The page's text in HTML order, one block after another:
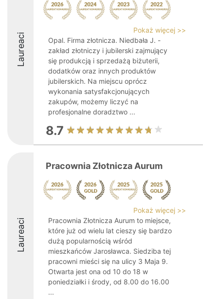
Laureaci
Pokaż więcej >>
Opal. Firma złotnicza. Niedbała J. -
zakład złotniczy i jubilerski zajmujący
się produkcją i sprzedażą biżuterii,
dodatków oraz innych produktów
jubilerskich. Na miejscu oprócz
wykonania satysfakcjonujących
zakupów, możemy liczyć na
profesjonalne doradztwo ...
8.7
Laureaci
Pracownia Złotnicza Aurum
Pokaż więcej >>
Pracownia Złotnicza Aurum to miejsce,
które już od wielu lat cieszy się bardzo
dużą popularnością wśród
mieszkańców Jarosławca. Siedziba tej
pracowni mieści się na ulicy 3 Maja 9.
Otwarta jest ona od 10 do 18 w
poniedziałki i środy, od 8.00 do 16.00
...